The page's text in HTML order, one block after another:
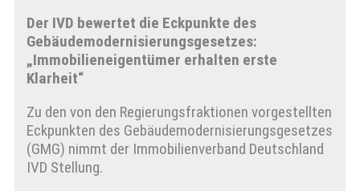
Der IVD bewertet die Eckpunkte des
Gebäudemodernisierungsgesetzes:
„Immobilieneigentümer erhalten erste
Klarheit“
Zu den von den Regierungsfraktionen vorgestellten
Eckpunkten des Gebäudemodernisierungsgesetzes
(GMG) nimmt der Immobilienverband Deutschland
IVD Stellung.